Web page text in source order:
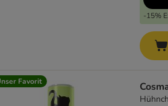
-15%
Favorit